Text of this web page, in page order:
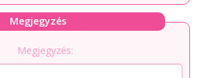
Megjegyzés
Megjegyzés: